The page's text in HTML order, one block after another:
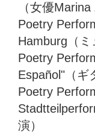
（女優
Poetry
Hamburg（
Poetry
Español"（ギ
Poetry
演）